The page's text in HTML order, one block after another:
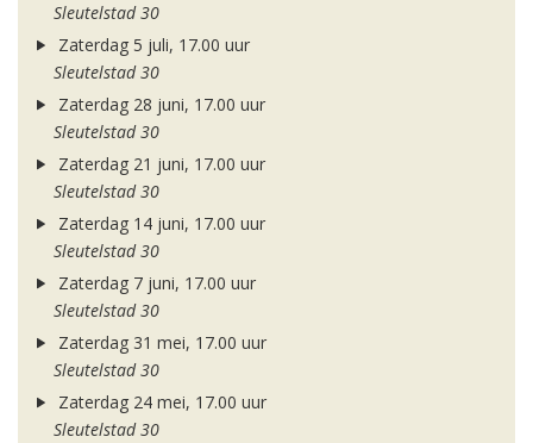
Sleutelstad 30
Zaterdag 5 juli, 17.00 uur
Sleutelstad 30
Zaterdag 28 juni, 17.00 uur
Sleutelstad 30
Zaterdag 21 juni, 17.00 uur
Sleutelstad 30
Zaterdag 14 juni, 17.00 uur
Sleutelstad 30
Zaterdag 7 juni, 17.00 uur
Sleutelstad 30
Zaterdag 31 mei, 17.00 uur
Sleutelstad 30
Zaterdag 24 mei, 17.00 uur
Sleutelstad 30